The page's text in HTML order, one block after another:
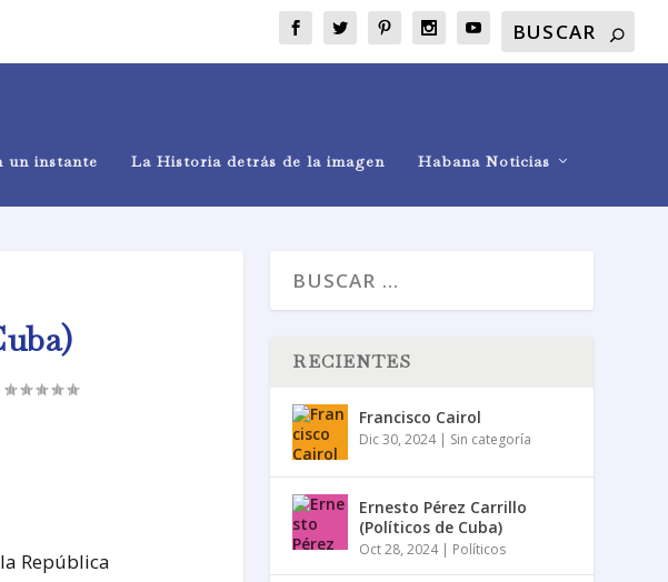
un instante La Historia detrás de la imagen Habana Noticias
República
RECIENTES
Francisco Cairol
Dic 30, 2024| Sin categoría
Ernesto Pérez Carrillo
(Políticos de Cuba)
Oct 28, 2024| Políticos